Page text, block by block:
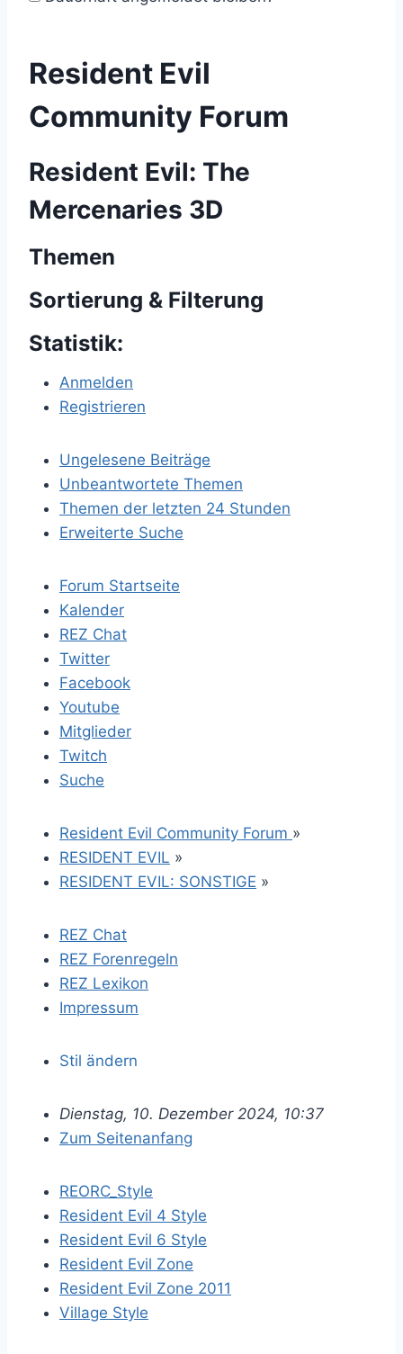
Resident Evil
Community Forum
Resident Evil: The
Mercenaries 3D
Themen
Sortierung & Filterung
Statistik:
Anmelden
Registrieren
Ungelesene Beiträge
Unbeantwortete Themen
Themen der letzten 24 Stunden
Erweiterte Suche
Forum Startseite
Kalender
REZ Chat
Twitter
Facebook
Youtube
Mitglieder
Twitch
Suche
Resident Evil Community Forum »
RESIDENT EVIL »
RESIDENT EVIL: SONSTIGE »
REZ Chat
REZ Forenregeln
REZ Lexikon
Impressum
Stil ändern
Dienstag, 10. Dezember 2024, 10:37
Zum Seitenanfang
REORC_Style
Resident Evil 4 Style
Resident Evil 6 Style
Resident Evil Zone
Resident Evil Zone 2011
Village Style